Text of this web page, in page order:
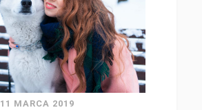
11 MARCA 2019